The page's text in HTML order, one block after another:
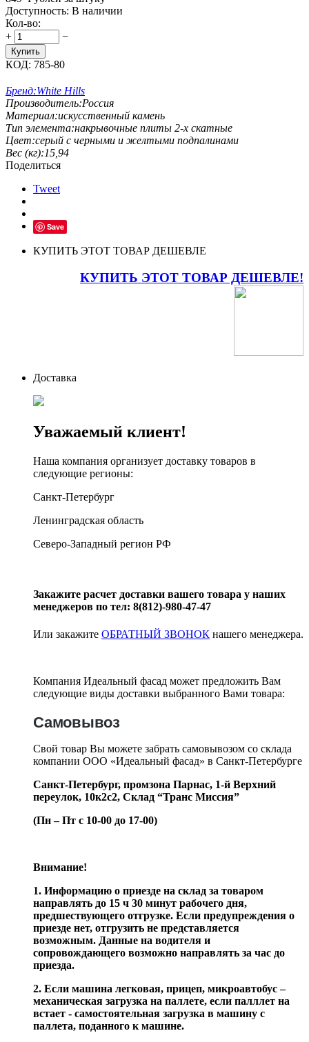
Доступность: В наличии
Кол-во:
+
−
Купить
КОД: 785-80
Бренд:White Hills
Производитель:Россия
Материал:искусственный камень
Тип элемента:накрывочные плиты 2-х скатные
Цвет:серый с черными и желтыми подпалинами
Вес (кг):15,94
Поделиться
Tweet
Save
КУПИТЬ ЭТОТ ТОВАР ДЕШЕВЛЕ
КУПИТЬ ЭТОТ ТОВАР ДЕШЕВЛЕ!
Доставка
Уважаемый клиент!
Наша компания организует доставку товаров в
следующие регионы:
Санкт-Петербург
Ленинградская область
Северо-Западный регион РФ
Закажите расчет доставки вашего товара у наших
менеджеров по тел: 8(812)-980-47-47
Или закажите ОБРАТНЫЙ ЗВОНОК нашего менеджера.
Компания Идеальный фасад может предложить Вам
следующие виды доставки выбранного Вами товара:
Самовывоз
Свой товар Вы можете забрать самовывозом со склада
компании ООО «Идеальный фасад» в Санкт-Петербурге
Санкт-Петербург, промзона Парнас, 1-й Верхний
переулок, 10к2с2, Склад “Транс Миссия”
(Пн – Пт с 10-00 до 17-00)
Внимание!
1. Информацию о приезде на склад за товаром
направлять до 15 ч 30 минут рабочего дня,
предшествующего отгрузке. Если предупреждения о
приезде нет, отгрузить не представляется
возможным. Данные на водителя и
сопровождающего возможно направлять за час до
приезда.
2. Если машина легковая, прицеп, микроавтобус –
механическая загрузка на паллете, если палллет на
встает - самостоятельная загрузка в машину с
паллета, поданного к машине.